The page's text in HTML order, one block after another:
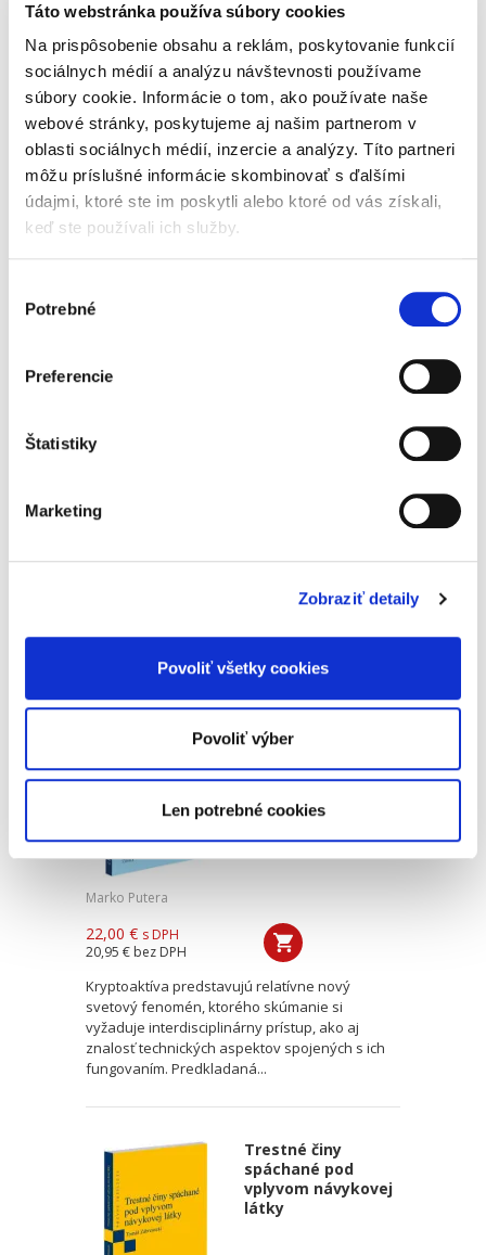
Táto webstránka používa súbory cookies
Na prispôsobenie obsahu a reklám, poskytovanie funkcií
sociálnych médií a analýzu návštevnosti používame
súbory cookie. Informácie o tom, ako používate naše
webové stránky, poskytujeme aj našim partnerom v
oblasti sociálnych médií, inzercie a analýzy. Títo partneri
môžu príslušné informácie skombinovať s ďalšími
údajmi, ktoré ste im poskytli alebo ktoré od vás získali,
keď ste používali ich služby.
súhlasu
Potrebné
Preferencie
Štatistiky
Marketing
Zobraziť detaily
Povoliť všetky cookies
Povoliť výber
Len potrebné cookies
Martin Gregor
49,00 € s DPH
Hľadanie hodnotového zakotvenia trestného
práva sa nezaobíde bez skúmania jeho
filozofických a historických východísk.
Odnepamäti spoločnosť diskutovala najmä o
zmysle trestania, resp. o účele...
Jakub Dzimko
23,81 €
oddlženia fyzickej osoby po jeho rozsiahlej
ucelené spracovanie tejto problematiky v
Kryptoaktíva, ich
a exekúcia
Marko Putera
22,00 € s DPH
20,95 € bez DPH
Kryptoaktíva predstavujú relatívne nový
svetový fenomén, ktorého skúmanie si
vyžaduje interdisciplinárny prístup, ako aj
znalosť technických aspektov spojených s ich
fungovaním. Predkladaná...
Trestné činy
spáchané pod
vplyvom návykovej
látky